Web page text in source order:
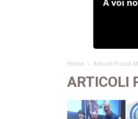
A voi
Home Articoli Piccoli
ARTICOLI